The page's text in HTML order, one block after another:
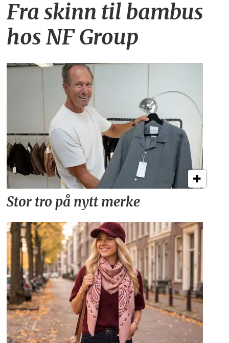
Fra skinn til bambus
hos NF Group
Stor tro på nytt merke